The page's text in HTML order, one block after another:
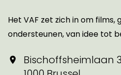
Het VAF zet zich in om films,
ondersteunen, van idee tot
Bischoffsheimlaan